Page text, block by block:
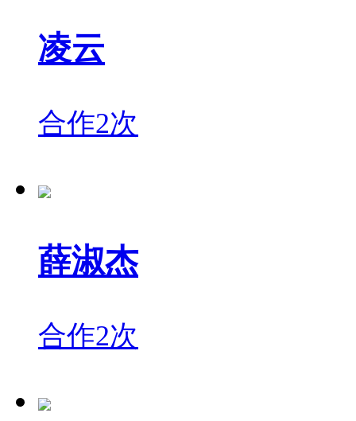
凌云
合作2次
薛淑杰
合作2次